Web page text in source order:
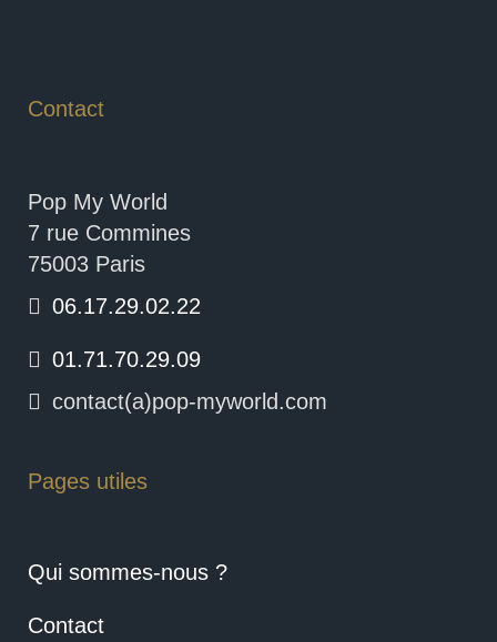
Contact
Pop My World
7 rue Commines
75003 Paris
06.17.29.02.22
01.71.70.29.09
contact(a)pop-myworld.com
Pages utiles
Qui sommes-nous ?
Contact